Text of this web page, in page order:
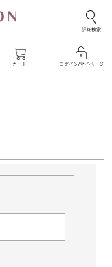
詳細検索
カート ログイン/マイページ